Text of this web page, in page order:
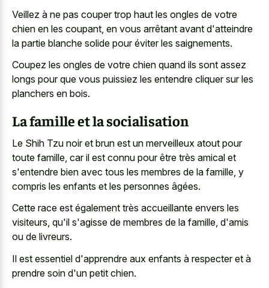
Veillez à ne pas couper trop haut les ongles de votre
chien en les coupant, en vous arrêtant avant d'atteindre
la partie blanche solide pour éviter les saignements.
Coupez les ongles de votre chien quand ils sont assez
longs pour que vous puissiez les entendre cliquer sur les
planchers en bois.
La famille et la socialisation
Le Shih Tzu noir et brun est un merveilleux atout pour
toute famille, car il est connu pour être très amical et
s'entendre bien avec tous les membres de la famille, y
compris les enfants et les personnes âgées.
Cette race est également très accueillante envers les
visiteurs, qu'il s'agisse de membres de la famille, d'amis
ou de livreurs.
Il est essentiel d'apprendre aux enfants à respecter et à
prendre soin d'un petit chien.